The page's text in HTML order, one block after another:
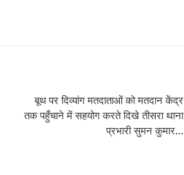
बूथ पर दिव्यांग मतदाताओं को मतदान केंद्र
तक पहुँचाने में सहयोग करते दिखे तीसरा थाना
प्रभारी सुमन कुमार…